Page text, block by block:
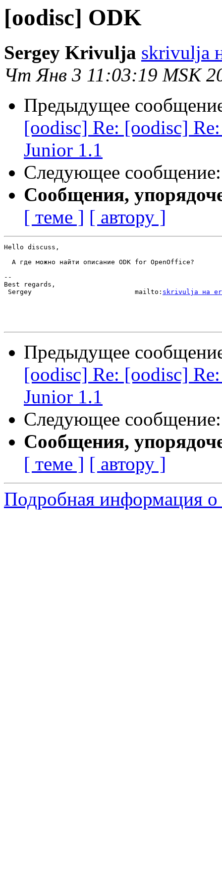
[oodisc] ODK
Sergey Krivulja skrivulja
Чт Янв 3 11:03:19 MSK
Предыдущее
[oodisc] Re: [oodisc]
Junior 1.1
Следующее
Сообщения,
[ теме ] [ автору ]
Hello discuss,
  А где можно найти описание ODK for OpenOffice?
--
Best regards,
Sergey                          mailto: skrivulja на
Предыдущее
[oodisc] Re: [oodisc]
Junior 1.1
Следующее
Сообщения,
[ теме ] [ автору ]
Подробная информация о